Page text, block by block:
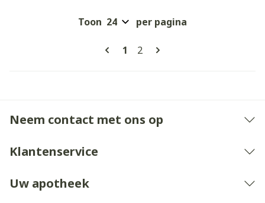
Pagina's
U lees momenteel pagina
1 Pagina
2
Toon per pagina
Neem contact met ons op
Klantenservice
Uw apotheek